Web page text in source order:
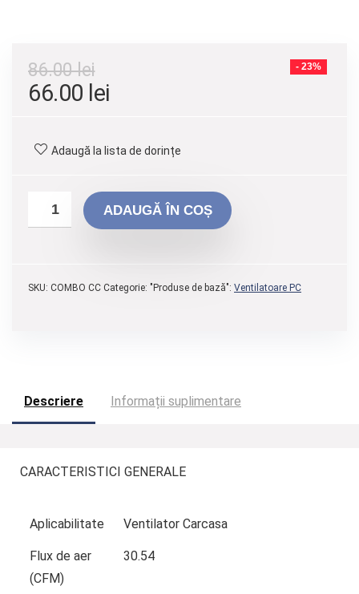
- 23%
86.00lei
Prețul
a
fost:
66.00 lei
66.00 lei.
Adaugă la lista de dorințe
ADAUGĂ ÎN COȘ
SKU: COMBO CC Categorie: "Produse de bază": Ventilatoare PC
Descriere Informații suplimentare
CARACTERISTICI GENERALE
Aplicabilitate Ventilator Carcasa
Flux de aer
(CFM)
30.54